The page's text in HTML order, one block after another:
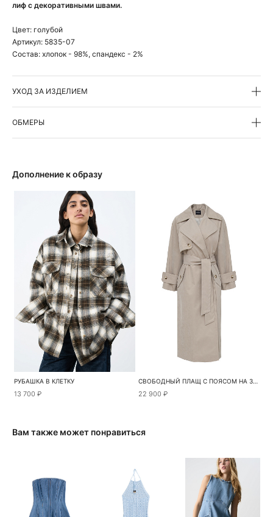
лиф с декоративными швами.
Цвет: голубой
Артикул: 5835-07
Состав: хлопок - 98%, спандекс - 2%
УХОД ЗА ИЗДЕЛИЕМ
ОБМЕРЫ
Дополнение к образу
РУБАШКА В КЛЕТКУ
13 700 ₽
СВОБОДНЫЙ ПЛАЩ С ПОЯСОМ НА ЗАПАХ
22 900 ₽
Вам также может понравиться